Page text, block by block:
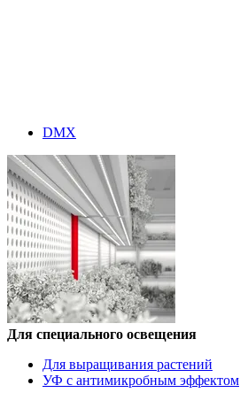
DMX
Для специального освещения
Для выращивания растений
УФ с антимикробным эффектом